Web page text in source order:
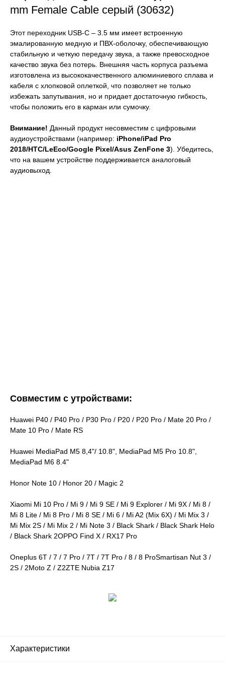
mm Female Cable серый (30632)
Этот переходник USB-C – 3.5 мм имеет встроенную
эмалированную медную и ПВХ-оболочку, обеспечивающую
стабильную и четкую передачу звука, а также превосходное
качество звука без потерь. Внешняя часть корпуса разъема
изготовлена из высококачественного алюминиевого сплава и
кабеля с хлопковой оплеткой, что позволяет не только
избежать запутывания, но и придает достаточную гибкость,
чтобы положить его в карман или сумочку.
Внимание! Данный продукт несовместим с цифровыми
аудиоустройствами (например: iPhone/iPad Pro
2018/HTC/LeEco/Google Pixel/Asus ZenFone 3). Убедитесь,
что на вашем устройстве поддерживается аналоговый
аудиовыход.
Совместим с утройствами:
Huawei P40 / P40 Pro / P30 Pro / P20 / P20 Pro / Mate 20 Pro /
Mate 10 Pro / Mate RS
Huawei MediaPad M5 8,4"/ 10.8", MediaPad M5 Pro 10.8",
MediaPad M6 8.4"
Honor Note 10 / Honor 20 / Magic 2
Xiaomi Mi 10 Pro / Mi 9 / Mi 9 SE / Mi 9 Explorer / Mi 9X / Mi 8 /
Mi 8 Lite / Mi 8 Pro / Mi 8 SE / Mi 6 / Mi A2 (Mix 6X) / Mi Mix 3 /
Mi Mix 2S / Mi Mix 2 / Mi Note 3 / Black Shark / Black Shark Helo
/ Black Shark 2OPPO Find X / RX17 Pro
Oneplus 6T / 7 / 7 Pro / 7T / 7T Pro / 8 / 8 ProSmartisan Nut 3 /
2S / 2Moto Z / Z2ZTE Nubia Z17
Характеристики